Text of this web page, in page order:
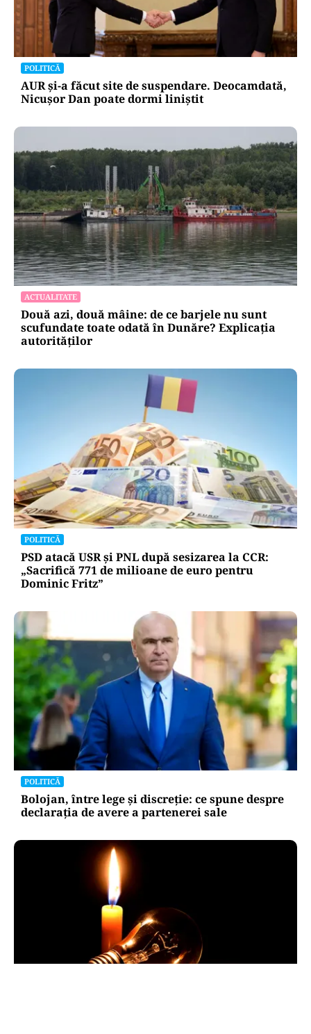
POLITICĂ
AUR și-a făcut site de suspendare. Deocamdată,
Nicușor Dan poate dormi liniștit
ACTUALITATE
Două azi, două mâine: de ce barjele nu sunt
scufundate toate odată în Dunăre? Explicația
autorităților
POLITICĂ
PSD atacă USR și PNL după sesizarea la CCR:
„Sacrifică 771 de milioane de euro pentru
Dominic Fritz”
POLITICĂ
Bolojan, între lege și discreție: ce spune despre
declarația de avere a partenerei sale